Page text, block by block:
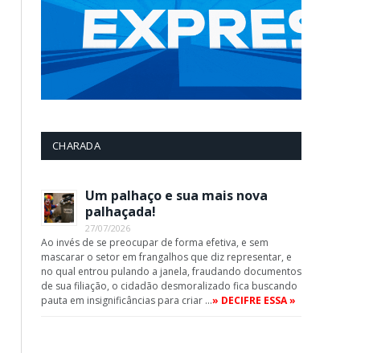
CHARADA
Um palhaço e sua mais nova
palhaçada!
27/07/2026
Ao invés de se preocupar de forma efetiva, e sem
mascarar o setor em frangalhos que diz representar, e
no qual entrou pulando a janela, fraudando documentos
de sua filiação, o cidadão desmoralizado fica buscando
pauta em insignificâncias para criar …» DECIFRE ESSA »